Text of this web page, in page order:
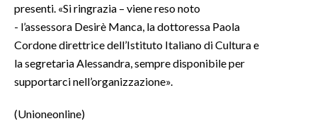
presenti. «Si ringrazia – viene reso noto
- l’assessora Desirè Manca, la dottoressa Paola
Cordone direttrice dell’Istituto Italiano di Cultura e
la segretaria Alessandra, sempre disponibile per
supportarci nell’organizzazione».
(Unioneonline)